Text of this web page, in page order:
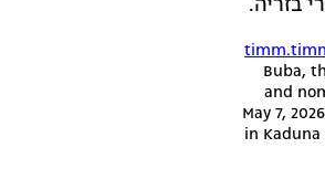
Buba,
and
May 7,
in